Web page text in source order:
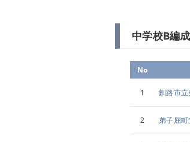
中学校B編
No
1 釧路市
2 弟子屈